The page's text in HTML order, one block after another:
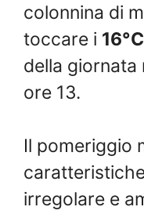
colonnina di
toccare i 16°C
della
ore 13.
Il pomeriggio
irregolare e